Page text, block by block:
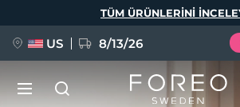
TÜM ÜRÜNLERINI
US 8/13/26